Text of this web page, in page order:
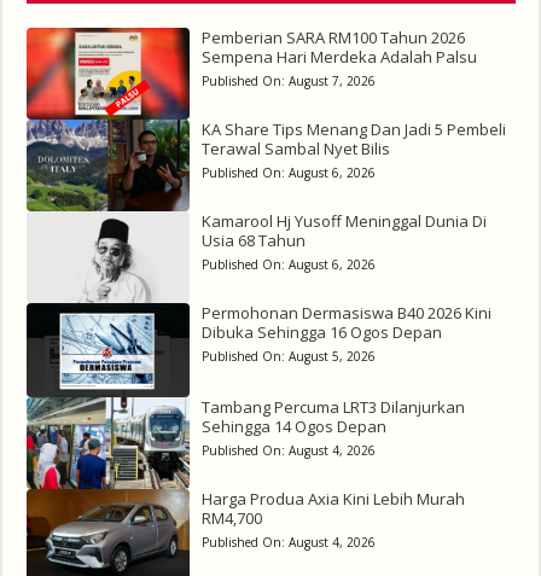
Pemberian SARA RM100 Tahun 2026
Sempena Hari Merdeka Adalah Palsu
Published On: August 7, 2026
KA Share Tips Menang Dan Jadi 5 Pembeli
Terawal Sambal Nyet Bilis
Published On: August 6, 2026
Kamarool Hj Yusoff Meninggal Dunia Di
Usia 68 Tahun
Published On: August 6, 2026
Permohonan Dermasiswa B40 2026 Kini
Dibuka Sehingga 16 Ogos Depan
Published On: August 5, 2026
Tambang Percuma LRT3 Dilanjurkan
Sehingga 14 Ogos Depan
Published On: August 4, 2026
Harga Produa Axia Kini Lebih Murah
RM4,700
Published On: August 4, 2026